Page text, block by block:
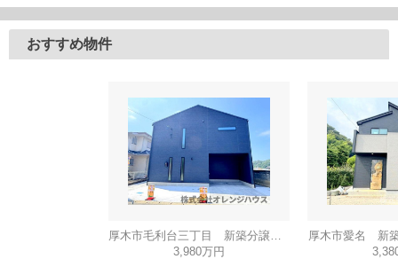
おすすめ物件
3,980万円
厚木市愛名 新